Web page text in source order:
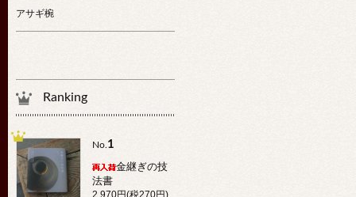
アサギ椀
Ranking
No.1
金継ぎの技
法書
2,970円(税270円)